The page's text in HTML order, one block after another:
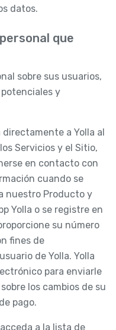
datos.
que
sobre sus usuarios,
y
a Yolla al
Servicios y el Sitio,
en contacto con
cuando se
nuestro Producto y
Yolla o se registre en
su número
fines de
de Yolla. Yolla
para enviarle
los cambios de su
pago.
a la lista de